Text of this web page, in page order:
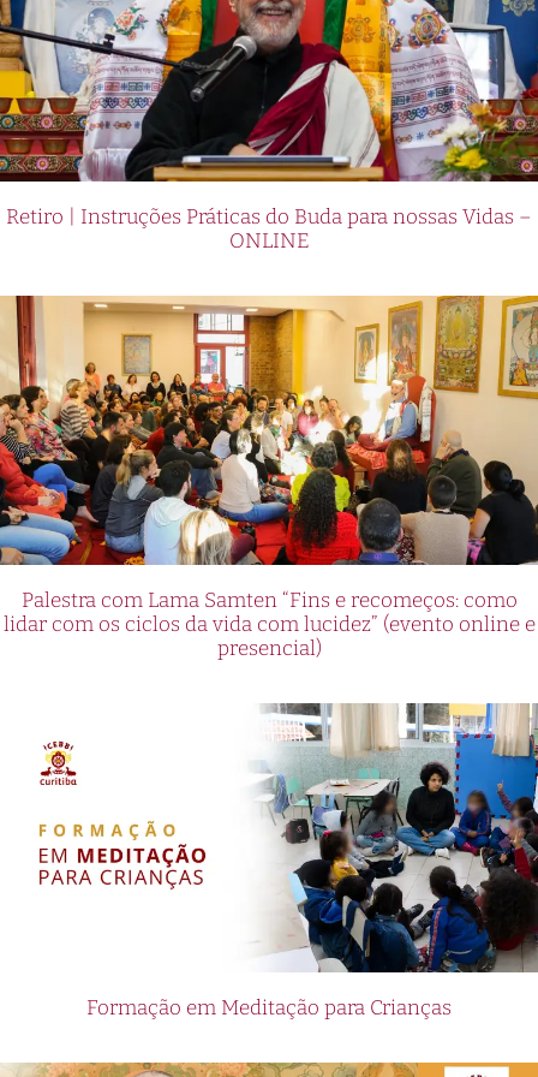
Retiro | Instruções Práticas do Buda para nossas Vidas –
ONLINE
Palestra com Lama Samten “Fins e recomeços: como
lidar com os ciclos da vida com lucidez” (evento online e
presencial)
Formação em Meditação para Crianças